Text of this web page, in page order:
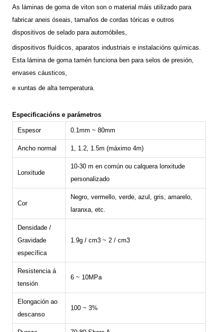
As láminas de goma de viton son o material máis utilizado para
fabricar aneis óseais, tamaños de cordas tóricas e outros
dispositivos de selado para automóbiles,
dispositivos fluídicos, aparatos industriais e instalacións químicas.
Esta lámina de goma tamén funciona ben para selos de presión,
envases cáusticos,
e xuntas de alta temperatura.
Especificacións e parámetros
Espesor 0.1mm ~ 80mm
Ancho normal 1, 1.2, 1.5m (máximo 4m)
Lonxitude
10-30 m en común ou calquera lonxitude
personalizado
Cor
Negro, vermello, verde, azul, gris, amarelo,
laranxa, etc.
Densidade /
Gravidade
específica
1.9g / cm3 ~ 2 / cm3
Resistencia á
tensión
6 ~ 10MPa
Elongación ao
descanso
100 ~ 3%